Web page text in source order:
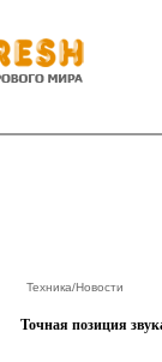
Техника/Новости
Точная позиция